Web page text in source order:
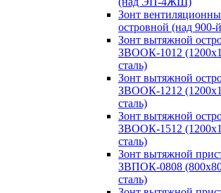
Зонт
островной (над 900-
Зонт вытяжной
ЗВООК-1012
сталь)
Зонт вытяжной
ЗВООК-1212
сталь)
Зонт вытяжной
ЗВООК-1512
сталь)
Зонт вытяжной
ЗВПОК-0808
сталь)